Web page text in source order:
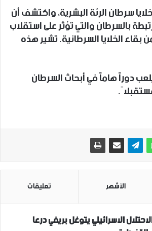
سرطان الرئة البشرية، واكتشف أن
بالسرطان والتي تؤثر على استقلاب
الخلايا السرطانية. تشير هذه
دوراً هاماً في أبحاث السرطان
الأشهر تعليقات
الاسرائيلي يتوغل بريفي درعا